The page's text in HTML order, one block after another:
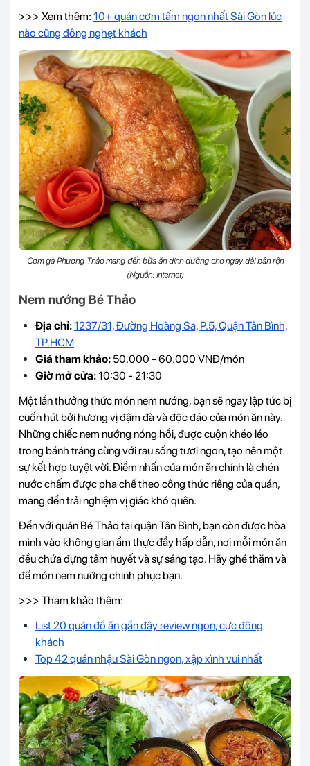
>>> Xem thêm: 10+ quán cơm tấm ngon nhất Sài Gòn lúc
nào cũng đông nghẹt khách
Cơm gà Phương Thảo mang đến bữa ăn dinh dưỡng cho ngày dài bận rộn
(Nguồn: Internet)
Nem nướng Bé Thảo
Địa chỉ:1237/31, Đường Hoàng Sa, P.5, Quận Tân Bình,
TP.HCM
Giá tham khảo: 50.000 - 60.000 VNĐ/món
Giờ mở cửa:10:30 - 21:30
Một lần thưởng thức món nem nướng, bạn sẽ ngay lập tức bị
cuốn hút bởi hương vị đậm đà và độc đáo của món ăn này.
Những chiếc nem nướng nóng hổi, được cuộn khéo léo
trong bánh tráng cùng với rau sống tươi ngon, tạo nên một
sự kết hợp tuyệt vời. Điểm nhấn của món ăn chính là chén
nước chấm được pha chế theo công thức riêng của quán,
mang đến trải nghiệm vị giác khó quên.
Đến với quán Bé Thảo tại quận Tân Bình, bạn còn được hòa
mình vào không gian ẩm thực đầy hấp dẫn, nơi mỗi món ăn
đều chứa đựng tâm huyết và sự sáng tạo. Hãy ghé thăm và
để món nem nướng chinh phục bạn.
>>> Tham khảo thêm:
List 20 quán đồ ăn gần đây review ngon, cực đông
khách
Top 42 quán nhậu Sài Gòn ngon, xập xình vui nhất